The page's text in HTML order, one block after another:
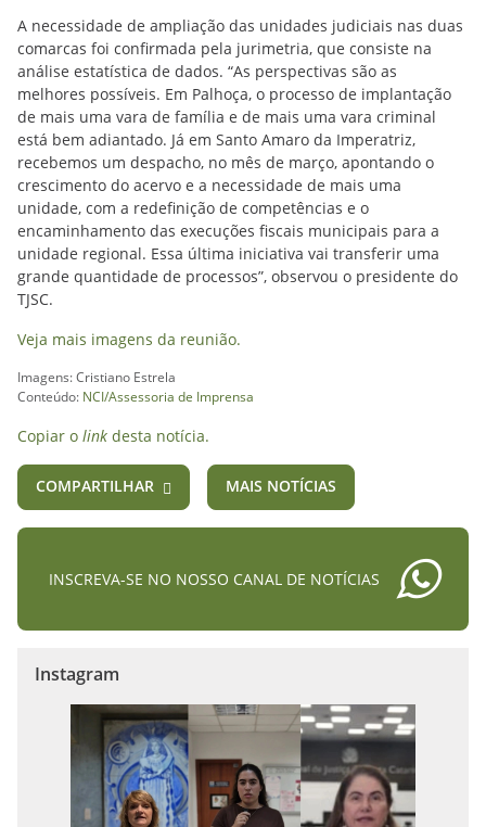
A necessidade de ampliação das unidades judiciais nas duas
comarcas foi confirmada pela jurimetria, que consiste na
análise estatística de dados. “As perspectivas são as
melhores possíveis. Em Palhoça, o processo de implantação
de mais uma vara de família e de mais uma vara criminal
está bem adiantado. Já em Santo Amaro da Imperatriz,
recebemos um despacho, no mês de março, apontando o
crescimento do acervo e a necessidade de mais uma
unidade, com a redefinição de competências e o
encaminhamento das execuções fiscais municipais para a
unidade regional. Essa última iniciativa vai transferir uma
grande quantidade de processos”, observou o presidente do
TJSC.
Veja mais imagens da reunião.
Imagens: Cristiano Estrela
Conteúdo: NCI/Assessoria de Imprensa
Copiar o link desta notícia.
COMPARTILHAR MAIS NOTÍCIAS
INSCREVA-SE NO NOSSO CANAL DE NOTÍCIAS
Instagram